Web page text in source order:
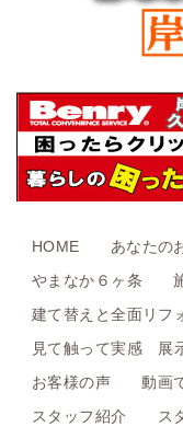
HOME
あなたの
やまなか６ヶ条
建て替えと全面リフ
見て触って実感 展
お客様の声
動画
スタッフ紹介
ス